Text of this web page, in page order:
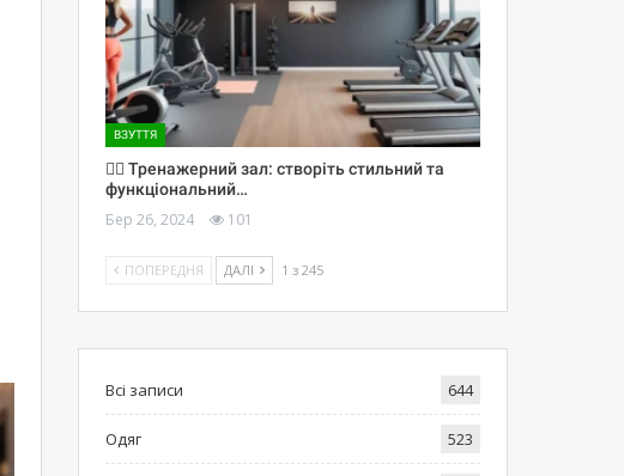
ВЗУТТЯ
🏋️‍♀️ Тренажерний зал: створіть стильний та
функціональний…
Бер 26, 2024 101
ПОПЕРЕДНЯ ДАЛІ 1 з 245
Всі записи 644
Одяг 523